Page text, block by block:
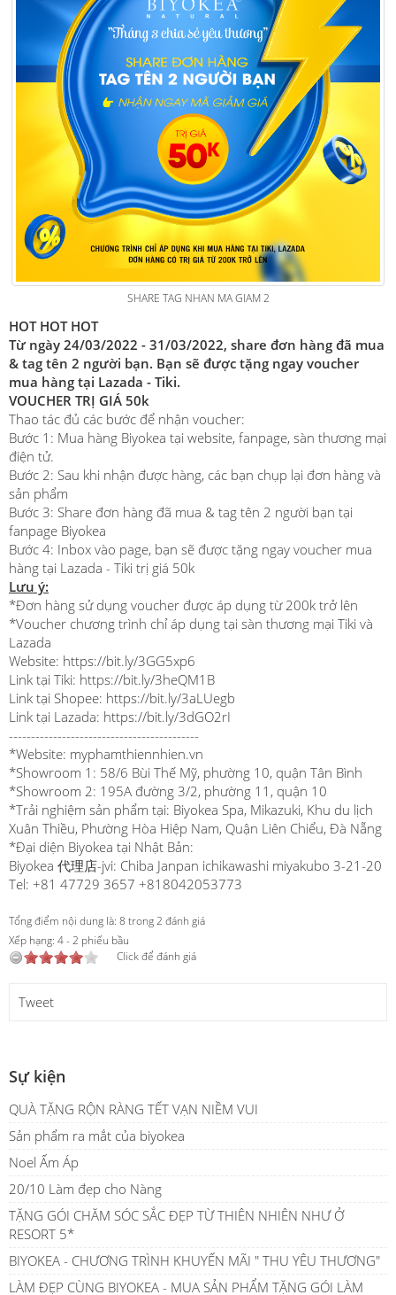
SHARE TAG NHAN MA GIAM 2
HOT HOT HOT
Từ ngày 24/03/2022 - 31/03/2022, share đơn hàng đã mua
& tag tên 2 người bạn. Bạn sẽ được tặng ngay voucher
mua hàng tại Lazada - Tiki.
VOUCHER TRỊ GIÁ 50k
Thao tác đủ các bước để nhận voucher:
Bước 1: Mua hàng Biyokea tại website, fanpage, sàn thương mại
điện tử.
Bước 2: Sau khi nhận được hàng, các bạn chụp lại đơn hàng và
sản phẩm
Bước 3: Share đơn hàng đã mua & tag tên 2 người bạn tại
fanpage Biyokea
Bước 4: Inbox vào page, bạn sẽ được tặng ngay voucher mua
hàng tại Lazada - Tiki trị giá 50k
Lưu ý:
*Đơn hàng sử dụng voucher được áp dụng từ 200k trở lên
*Voucher chương trình chỉ áp dụng tại sàn thương mại Tiki và
Lazada
Website: https://bit.ly/3GG5xp6
Link tại Tiki: https://bit.ly/3heQM1B
Link tại Shopee: https://bit.ly/3aLUegb
Link tại Lazada: https://bit.ly/3dGO2rI
-------------------------------------------
*Website: myphamthiennhien.vn
*Showroom 1: 58/6 Bùi Thế Mỹ, phường 10, quận Tân Bình
*Showroom 2: 195A đường 3/2, phường 11, quận 10
*Trải nghiệm sản phẩm tại: Biyokea Spa, Mikazuki, Khu du lịch
Xuân Thiều, Phường Hòa Hiệp Nam, Quận Liên Chiểu, Đà Nẵng
*Đại diện Biyokea tại Nhật Bản:
Biyokea 代理店-jvi: Chiba Janpan ichikawashi miyakubo 3-21-20
Tel: +81 47729 3657 +818042053773
Tổng điểm nội dung là: 8 trong 2 đánh giá
Xếp hạng: 4-2 phiếu bầu
Click để đánh giá
Tweet
Sự kiện
QUÀ TẶNG RỘN RÀNG TẾT VẠN NIỀM VUI
Sản phẩm ra mắt của biyokea
Noel Ấm Áp
20/10 Làm đẹp cho Nàng
TẶNG GÓI CHĂM SÓC SẮC ĐẸP TỪ THIÊN NHIÊN NHƯ Ở
RESORT 5*
BIYOKEA - CHƯƠNG TRÌNH KHUYẾN MÃI " THU YÊU THƯƠNG"
LÀM ĐẸP CÙNG BIYOKEA - MUA SẢN PHẨM TẶNG GÓI LÀM